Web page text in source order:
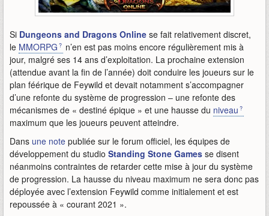
Si Dungeons and Dragons Online se fait relativement discret,
le MMORPG
n’en est pas moins encore régulièrement mis à
jour, malgré ses 14 ans d’exploitation. La prochaine extension
(attendue avant la fin de l’année) doit conduire les joueurs sur le
plan féérique de Feywild et devait notamment s’accompagner
d’une refonte du système de progression – une refonte des
mécanismes de « destiné épique » et une hausse du niveau
maximum que les joueurs peuvent atteindre.
Dans une note publiée sur le forum officiel, les équipes de
développement du studio Standing Stone Games se disent
néanmoins contraintes de retarder cette mise à jour du système
de progression. La hausse du niveau maximum ne sera donc pas
déployée avec l’extension Feywild comme initialement et est
repoussée à « courant 2021 ».